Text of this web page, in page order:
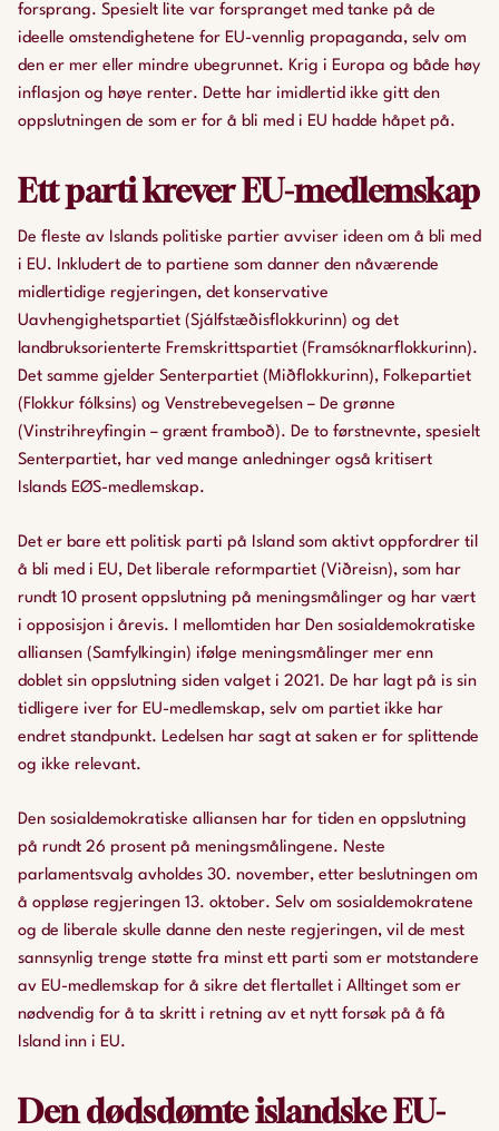
forsprang. Spesielt lite var forspranget med tanke på de
ideelle omstendighetene for EU-vennlig propaganda, selv om
den er mer eller mindre ubegrunnet. Krig i Europa og både høy
inflasjon og høye renter. Dette har imidlertid ikke gitt den
oppslutningen de som er for å bli med i EU hadde håpet på.
Ett parti krever EU-medlemskap
De fleste av Islands politiske partier avviser ideen om å bli med
i EU. Inkludert de to partiene som danner den nåværende
midlertidige regjeringen, det konservative
Uavhengighetspartiet (Sjálfstæðisflokkurinn) og det
landbruksorienterte Fremskrittspartiet (Framsóknarflokkurinn).
Det samme gjelder Senterpartiet (Miðflokkurinn), Folkepartiet
(Flokkur fólksins) og Venstrebevegelsen – De grønne
(Vinstrihreyfingin – grænt framboð). De to førstnevnte, spesielt
Senterpartiet, har ved mange anledninger også kritisert
Islands EØS-medlemskap.
Det er bare ett politisk parti på Island som aktivt oppfordrer til
å bli med i EU, Det liberale reformpartiet (Viðreisn), som har
rundt 10 prosent oppslutning på meningsmålinger og har vært
i opposisjon i årevis. I mellomtiden har Den sosialdemokratiske
alliansen (Samfylkingin) ifølge meningsmålinger mer enn
doblet sin oppslutning siden valget i 2021. De har lagt på is sin
tidligere iver for EU-medlemskap, selv om partiet ikke har
endret standpunkt. Ledelsen har sagt at saken er for splittende
og ikke relevant.
Den sosialdemokratiske alliansen har for tiden en oppslutning
på rundt 26 prosent på meningsmålingene. Neste
parlamentsvalg avholdes 30. november, etter beslutningen om
å oppløse regjeringen 13. oktober. Selv om sosialdemokratene
og de liberale skulle danne den neste regjeringen, vil de mest
sannsynlig trenge støtte fra minst ett parti som er motstandere
av EU-medlemskap for å sikre det flertallet i Alltinget som er
nødvendig for å ta skritt i retning av et nytt forsøk på å få
Island inn i EU.
Den dødsdømte islandske EU-